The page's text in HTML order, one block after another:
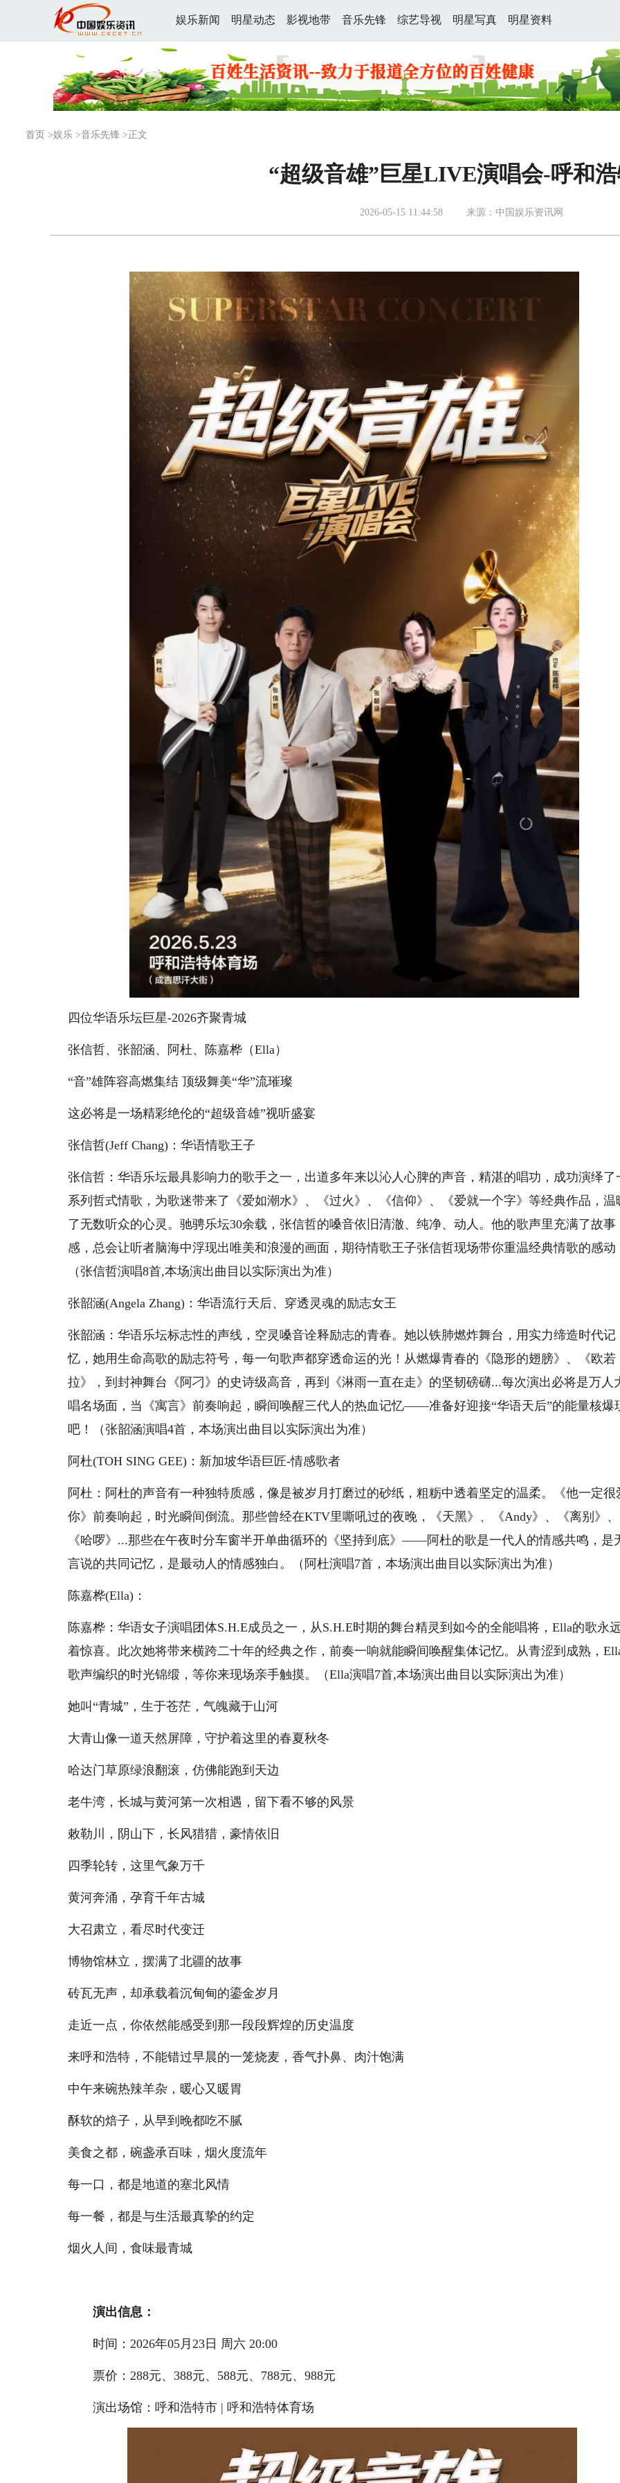
娱乐新闻 明星动态 影视地带 音乐先锋 综艺导视 明星写真 明星资料
首页 >娱乐 >音乐先锋 >正文
“超级音雄”巨星LIVE演唱会-呼和
2026-05-15 11:44:58 来源：中国娱乐资讯网
四位华语乐坛巨星-2026齐聚青城
张信哲、张韶涵、阿杜、陈嘉桦（Ella）
“音”雄阵容高燃集结 顶级舞美“华”流璀璨
这必将是一场精彩绝伦的“超级音雄”视听盛宴
张信哲(Jeff Chang)：华语情歌王子
张信哲：华语乐坛最具影响力的歌手之一，出道多年来以沁人心脾的声音，精湛的唱功，成功演绎了
系列哲式情歌，为歌迷带来了《爱如潮水》、《过火》、《信仰》、《爱就一个字》等经典作品，温
了无数听众的心灵。驰骋乐坛30余载，张信哲的嗓音依旧清澈、纯净、动人。他的歌声里充满了故事
感，总会让听者脑海中浮现出唯美和浪漫的画面，期待情歌王子张信哲现场带你重温经典情歌的感动
（张信哲演唱8首,本场演出曲目以实际演出为准）
张韶涵(Angela Zhang)：华语流行天后、穿透灵魂的励志女王
张韶涵：华语乐坛标志性的声线，空灵嗓音诠释励志的青春。她以铁肺燃炸舞台，用实力缔造时代记
忆，她用生命高歌的励志符号，每一句歌声都穿透命运的光！从燃爆青春的《隐形的翅膀》、《欧若
拉》，到封神舞台《阿刁》的史诗级高音，再到《淋雨一直在走》的坚韧磅礴...每次演出必将是万人
唱名场面，当《寓言》前奏响起，瞬间唤醒三代人的热血记忆——准备好迎接“华语天后”的能量核爆
吧！（张韶涵演唱4首，本场演出曲目以实际演出为准）
阿杜(TOH SING GEE)：新加坡华语巨匠-情感歌者
阿杜：阿杜的声音有一种独特质感，像是被岁月打磨过的砂纸，粗粝中透着坚定的温柔。《他一定很
你》前奏响起，时光瞬间倒流。那些曾经在KTV里嘶吼过的夜晚，《天黑》、《Andy》、《离别》、
《哈啰》...那些在午夜时分车窗半开单曲循环的《坚持到底》——阿杜的歌是一代人的情感共鸣，是
言说的共同记忆，是最动人的情感独白。（阿杜演唱7首，本场演出曲目以实际演出为准）
陈嘉桦(Ella)：
陈嘉桦：华语女子演唱团体S.H.E成员之一，从S.H.E时期的舞台精灵到如今的全能唱将，Ella的歌永
着惊喜。此次她将带来横跨二十年的经典之作，前奏一响就能瞬间唤醒集体记忆。从青涩到成熟，
歌声编织的时光锦缎，等你来现场亲手触摸。（Ella演唱7首,本场演出曲目以实际演出为准）
她叫“青城”，生于苍茫，气魄藏于山河
大青山像一道天然屏障，守护着这里的春夏秋冬
哈达门草原绿浪翻滚，仿佛能跑到天边
老牛湾，长城与黄河第一次相遇，留下看不够的风景
敕勒川，阴山下，长风猎猎，豪情依旧
四季轮转，这里气象万千
黄河奔涌，孕育千年古城
大召肃立，看尽时代变迁
博物馆林立，摆满了北疆的故事
砖瓦无声，却承载着沉甸甸的鎏金岁月
走近一点，你依然能感受到那一段段辉煌的历史温度
来呼和浩特，不能错过早晨的一笼烧麦，香气扑鼻、肉汁饱满
中午来碗热辣羊杂，暖心又暖胃
酥软的焙子，从早到晚都吃不腻
美食之都，碗盏承百味，烟火度流年
每一口，都是地道的塞北风情
每一餐，都是与生活最真挚的约定
烟火人间，食味最青城
演出信息：
时间：2026年05月23日 周六 20:00
票价：288元、388元、588元、788元、988元
演出场馆：呼和浩特市 | 呼和浩特体育场